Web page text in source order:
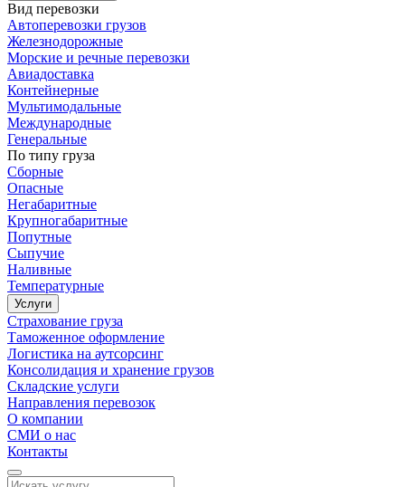
Вид перевозки
Автоперевозки грузов
Железнодорожные
Морские и речные перевозки
Авиадоставка
Контейнерные
Мультимодальные
Международные
Генеральные
По типу груза
Сборные
Опасные
Негабаритные
Крупногабаритные
Попутные
Сыпучие
Наливные
Температурные
Услуги
Страхование груза
Таможенное оформление
Логистика на аутсорсинг
Консолидация и хранение грузов
Складские услуги
Направления перевозок
О компании
СМИ о нас
Контакты